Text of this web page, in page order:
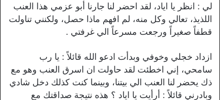
لي : انظر يا اياد، لقد احضر لنا جارنا أبو عزمي هذا العنب
اللذيذ، تعالي وكل منه، لم افهم ماذا حصل، ولكنني تناولت
قطفاً صغيراً ورجعت مسرعاً الي غرفتي .
ازداد خجلي وخوفي وبدأت ادعو الله قائلاً : يا رب
سامحي، إني اخطئت لقد حاولت ان اسرق العنب وهو مع
ذك يحضر لنا العنب الي بيتنا، وبينما كنت كذلك دخل شادي
وبادرني قائلاً : أرأيت يا اياد ؟ هذه نتيجة صداقتك مع